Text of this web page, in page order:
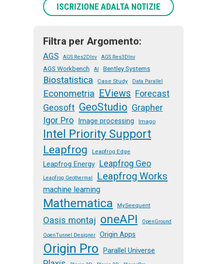
ISCRIZIONE ADALTA NOTIZIE
Filtra per Argomento:
AGS AGS Res2DInv AGS Res3DInv
AGS Workbench AI Bentley Systems
Biostatistica Case Study Data Parallel
Econometria EViews Forecast
Geosoft GeoStudio Grapher
Igor Pro
Image processing Imago
Intel Priority Support
Leapfrog Leapfrog Edge
Leapfrog Energy Leapfrog Geo
Leapfrog Geothermal Leapfrog Works
machine learning
Mathematica MySeequent
Oasis montaj oneAPI OpenGround
OpenTunnel Designer Origin Apps
Origin Pro Parallel Universe